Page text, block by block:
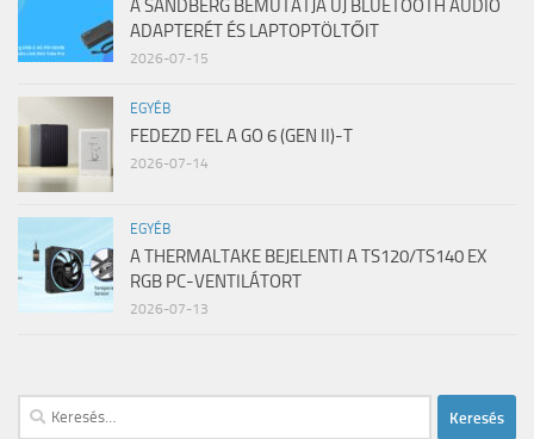
A SANDBERG BEMUTATJA ÚJ BLUETOOTH AUDIÓ
ADAPTERÉT ÉS LAPTOPTÖLTŐIT
2026-07-15
EGYÉB
FEDEZD FEL A GO 6 (GEN II)-T
2026-07-14
EGYÉB
A THERMALTAKE BEJELENTI A TS120/TS140 EX
RGB PC-VENTILÁTORT
2026-07-13
Keresés: